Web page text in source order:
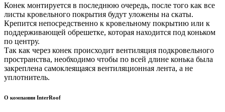
Конек монтируется в последнюю очередь, после того как все
листы кровельного покрытия будут уложены на скаты.
Крепится непосредственно к кровельному покрытию или к
поддерживающей обрешетке, которая находится под коньком
по центру.
Так как через конек происходит вентиляция подкровельного
пространства, необходимо чтобы по всей длине конька была
закреплена самоклеящаяся вентиляционная лента, а не
уплотнитель.
О компании InterRoof